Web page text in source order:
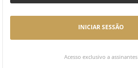
INICIAR SESSÃO
Acesso exclusivo a assinantes